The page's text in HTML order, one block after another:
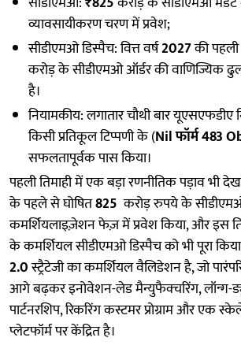
व्यावसायीकरण चरण में प्रवेश;
सीडीएमओ डिस्पैच: वित्त वर्ष2027की पहली
करोड़ के सीडीएमओ ऑर्डर की वाणिज्यिक
है।
नियामकीय: लगातार चौथी बार यूएसएफडीए
किसी प्रतिकूल टिप्पणी के (Nil फॉर्म 483
सफलतापूर्वक पास किया।
पहली तिमाही में एक बड़ा रणनीतिक पड़ाव भी
के पहले से घोषित825 करोड़ रुपये के
कमर्शियलाइज़ेशन फेज़ में प्रवेश किया, और इस
के कमर्शियल सीडीएमओ डिस्पैच को भी पूरा
2.0स्ट्रैटेजी का कमर्शियल वैलिडेशन है, जो
आगे बढ़कर इनोवेशन-लेड मैन्युफैक्चरिंग, लॉन्ग-
पार्टनरशिप, रिकरिंग कस्टमर प्रोग्राम और एक
प्लेटफॉर्म पर केंद्रित है।